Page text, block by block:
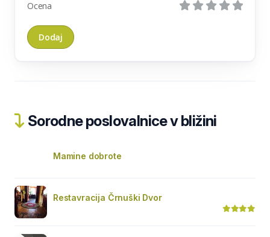
Ocena
Sorodne poslovalnice v bližini
Mamine dobrote
Restavracija Črnuški Dvor